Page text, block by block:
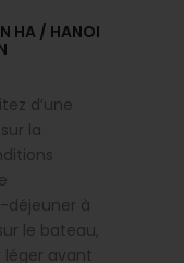
HA / HANOI
d’une
la
à
le bateau,
léger avant